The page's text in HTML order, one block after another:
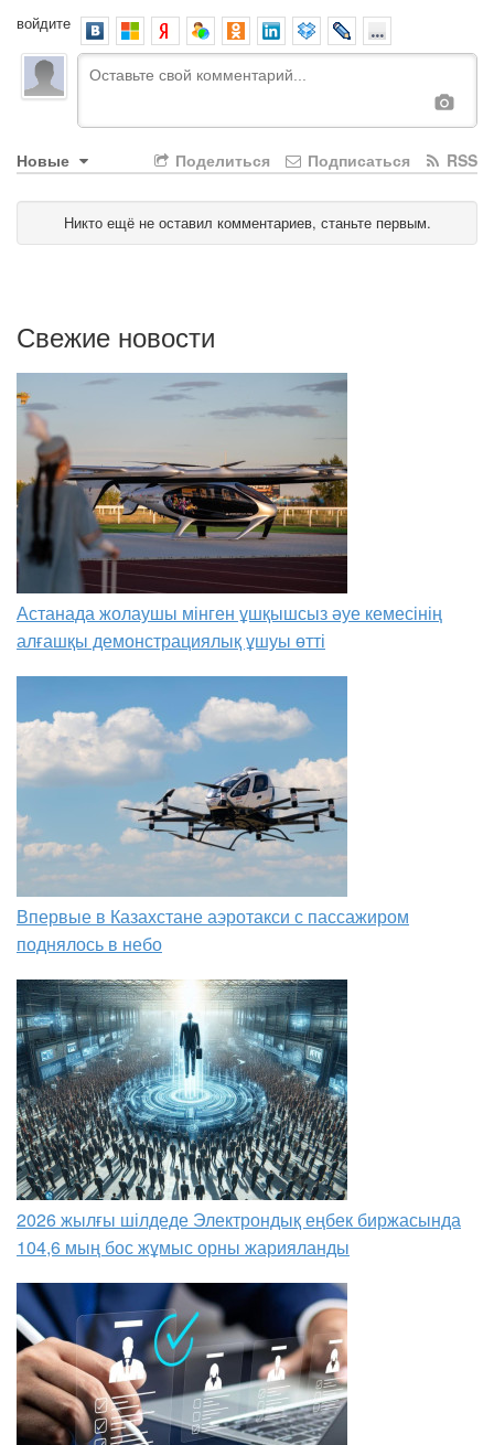
войдите
Новые RSS
Подписаться
Поделиться
Никто ещё не оставил комментариев, станьте первым.
Свежие новости
Астанада жолаушы мінген ұшқышсыз әуе кемесінің
алғашқы демонстрациялық ұшуы өтті
Впервые в Казахстане аэротакси с пассажиром
поднялось в небо
2026 жылғы шілдеде Электрондық еңбек биржасында
104,6 мың бос жұмыс орны жарияланды